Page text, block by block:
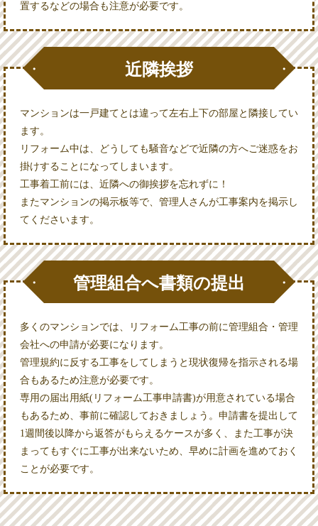
置するなどの場合も注意が必要です。
近隣挨拶
マンションは一戸建てとは違って左右上下の部屋と隣接してい
ます。
リフォーム中は、どうしても騒音などで近隣の方へご迷惑をお
掛けすることになってしまいます。
工事着工前には、近隣への御挨拶を忘れずに！
またマンションの掲示板等で、管理人さんが工事案内を掲示し
てくださいます。
管理組合へ書類の提出
多くのマンションでは、リフォーム工事の前に管理組合・管理
会社への申請が必要になります。
管理規約に反する工事をしてしまうと現状復帰を指示される場
合もあるため注意が必要です。
専用の届出用紙(リフォーム工事申請書)が用意されている場合
もあるため、事前に確認しておきましょう。申請書を提出して
1週間後以降から返答がもらえるケースが多く、また工事が決
まってもすぐに工事が出来ないため、早めに計画を進めておく
ことが必要です。